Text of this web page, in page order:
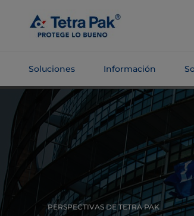
contenido
principal
Soluciones Información
Saltar a la
navegación
PERSPECTIVAS DE TETRA PAK